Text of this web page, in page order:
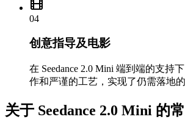
04
创意指导及电影
在 Seedance 2.0 Mini 端到端的支持
作和严谨的工艺，实现了仍需落地的
关于 Seedance 2.0 Mini 的